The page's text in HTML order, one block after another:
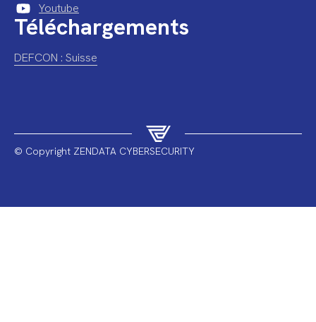
Youtube
Téléchargements
DEFCON : Suisse
© Copyright ZENDATA CYBERSECURITY